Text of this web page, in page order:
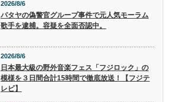
2026/8/6
パタヤの偽警官グループ事件で元人気モーラム
歌手を逮捕。容疑を全面否認中。
2026/8/6
日本最大級の野外音楽フェス「フジロック」の
模様を３日間合計15時間で徹底放送！【フジテ
レビ】